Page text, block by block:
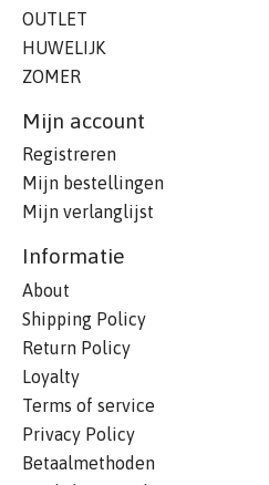
OUTLET
HUWELIJK
ZOMER
Mijn account
Registreren
Mijn bestellingen
Mijn verlanglijst
Informatie
About
Shipping Policy
Return Policy
Loyalty
Terms of service
Privacy Policy
Betaalmethoden